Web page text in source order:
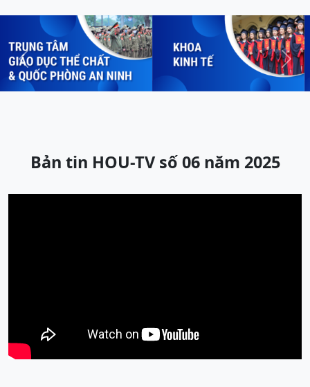
Previous Next
Bản tin HOU-TV số 06 năm 2025